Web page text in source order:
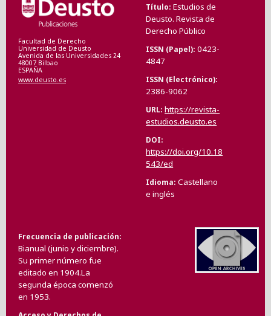
Facultad de Derecho
Universidad de Deusto
Avenida de las Universidades 24
48007 Bilbao
ESPAÑA
www.deusto.es
Título Estudios de
Deusto. Revista de
Derecho Público
ISSN (Papel) 0423-
4847
ISSN (Electrónico)
2386-9062
URL https://revista-
estudios.deusto.es
DOI
https://doi.org/10.18
543/ed
Idioma Castellano
e inglés
Frecuencia de publicación
Bianual (junio y diciembre).
Su primer número fue
editado en 1904.La
segunda época comenzó
en 1953.